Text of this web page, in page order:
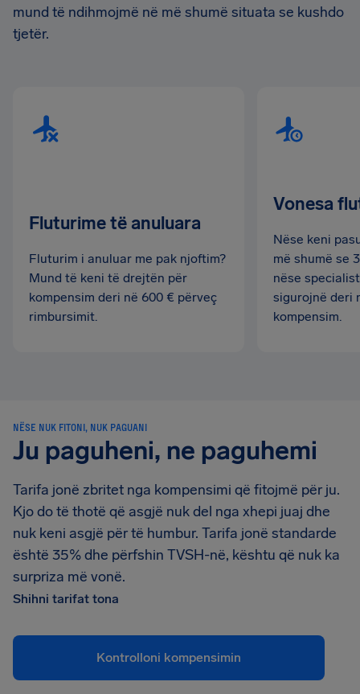
mund të ndihmojmë në më shumë situata se kushdo
tjetër.
Fluturime të anuluara
Fluturim i anuluar me pak njoftim?
Mund të keni të drejtën për
kompensim deri në 600 € përveç
rimbursimit.
Vonesa
Nëse keni
më shumë se
nëse
sigurojnë deri
kompensim.
NËSE NUK FITONI, NUK PAGUANI
Ju paguheni, ne paguhemi
Tarifa jonë zbritet nga kompensimi që fitojmë për ju.
Kjo do të thotë që asgjë nuk del nga xhepi juaj dhe
nuk keni asgjë për të humbur. Tarifa jonë standarde
është 35% dhe përfshin TVSH-në, kështu që nuk ka
surpriza më vonë.
Shihni tarifat tona
Kontrolloni kompensimin